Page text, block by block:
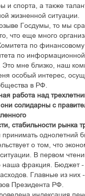
и спорта, а также
жизненной ситуации.
Госдумы, то мы
что еще много
по
по информационной
мне близко, наш
особый интерес,
в РФ.
работа над
солидарны с
стабильности
однолетний
о том, что
В первом
наша фракция. Бюджет
Главные из них
Президента РФ.